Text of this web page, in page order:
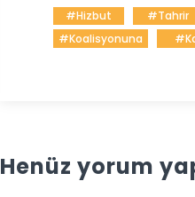
#Hizbut #Tahrir
#Koalisyonuna
Henüz yorum